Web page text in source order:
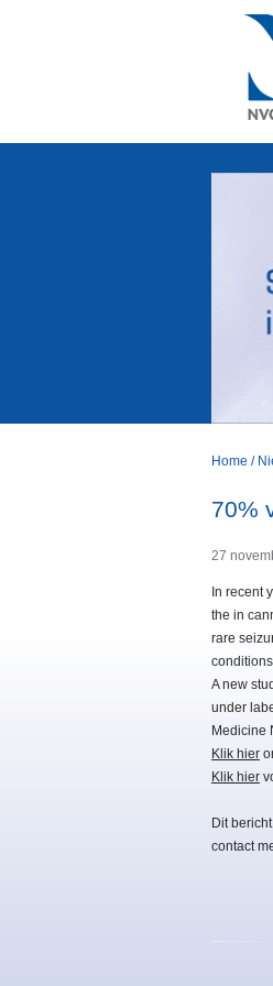
Home /
70%
27
In recent
the in
rare
A new
under
Medicine
Klik hier
Klik hier
Dit
contact